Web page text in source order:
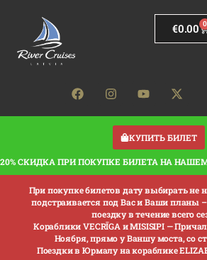
€0.00 0
КУПИТЬ БИЛЕТ
20% СКИДКА ПРИ ПОКУПКЕ БИЛЕТА НА
При покупке билетов дату выбирать не
подстраивается под Вас и Ваши планы –
поездку в течение всего
Кораблики VECRĪGA и MISISIPI —
Ноября, прямо у Ваншу моста, со
Поездки в Юрмалу на кораблике